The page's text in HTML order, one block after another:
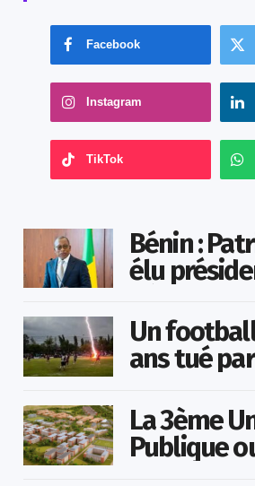
Facebook
Instagram
TikTok
Bénin :
élu
Un
ans tué
La 3ème
Publique